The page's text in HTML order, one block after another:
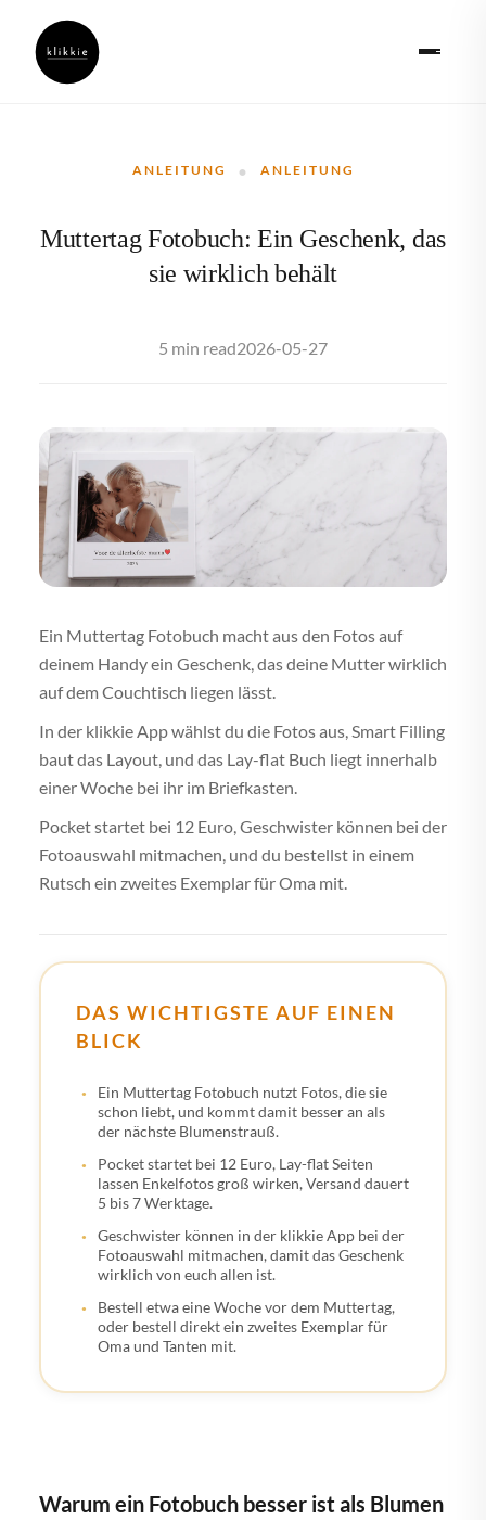
ANLEITUNG · ANLEITUNG
Muttertag Fotobuch: Ein Geschenk, das
sie wirklich behält
5 min read2026-05-27
Ein Muttertag Fotobuch macht aus den Fotos auf
deinem Handy ein Geschenk, das deine Mutter wirklich
auf dem Couchtisch liegen lässt.
In der klikkie App wählst du die Fotos aus, Smart Filling
baut das Layout, und das Lay-flat Buch liegt innerhalb
einer Woche bei ihr im Briefkasten.
Pocket startet bei 12 Euro, Geschwister können bei der
Fotoauswahl mitmachen, und du bestellst in einem
Rutsch ein zweites Exemplar für Oma mit.
DAS WICHTIGSTE AUF EINEN
BLICK
Ein Muttertag Fotobuch nutzt Fotos, die sie
schon liebt, und kommt damit besser an als
der nächste Blumenstrauß.
Pocket startet bei 12 Euro, Lay-flat Seiten
lassen Enkelfotos groß wirken, Versand dauert
5 bis 7 Werktage.
Geschwister können in der klikkie App bei der
Fotoauswahl mitmachen, damit das Geschenk
wirklich von euch allen ist.
Bestell etwa eine Woche vor dem Muttertag,
oder bestell direkt ein zweites Exemplar für
Oma und Tanten mit.
Warum ein Fotobuch besser ist als Blumen